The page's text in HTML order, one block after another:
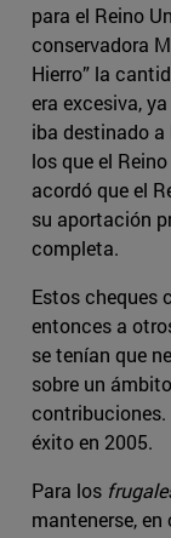
para el Reino
conservadora
Hierro” la
era excesiva,
iba destinado a
los que el
acordó que el
su aportación
completa.
Estos cheques
entonces a
se tenían que
sobre un
contribuciones.
éxito en 2005.
Para los
mantenerse,